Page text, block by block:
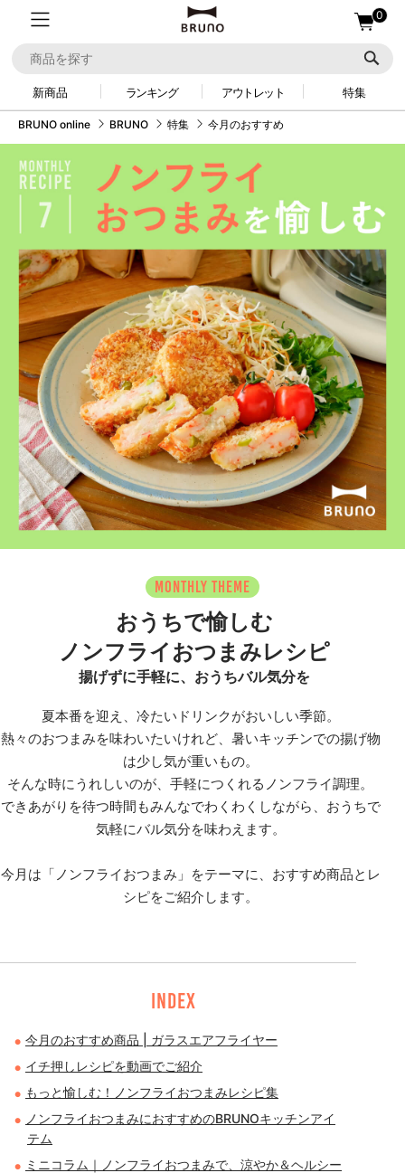
0
新商品 ランキング アウトレット 特集
BRUNO online BRUNO 特集 今月のおすすめ
MONTHLY THEME
おうちで愉しむ
ノンフライおつまみレシピ
揚げずに手軽に、おうちバル気分を
夏本番を迎え、冷たいドリンクがおいしい季節。
熱々のおつまみを味わいたいけれど、暑いキッチンでの揚げ物
は少し気が重いもの。
そんな時にうれしいのが、手軽につくれるノンフライ調理。
できあがりを待つ時間もみんなでわくわくしながら、おうちで
気軽にバル気分を味わえます。
今月は「ノンフライおつまみ」をテーマに、おすすめ商品とレ
シピをご紹介します。
INDEX
今月のおすすめ商品 | ガラスエアフライヤー
イチ押しレシピを動画でご紹介
もっと愉しむ！ノンフライおつまみレシピ集
ノンフライおつまみにおすすめのBRUNOキッチンアイ
テム
ミニコラム｜ノンフライおつまみで、涼やか＆ヘルシー